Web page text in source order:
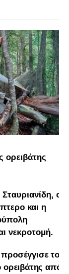
ορειβάτης
ο
και η
νεκροτομή.
το
ορειβάτης από